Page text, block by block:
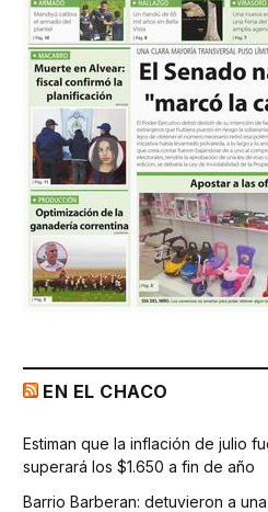
EN EL CHACO
Estiman que la inflación de julio
superará los $1.650 a fin de año
Barrio Barberan: detuvieron a